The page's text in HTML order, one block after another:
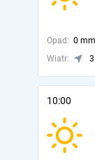
Opad: 0 mm
Wiatr:
10:00